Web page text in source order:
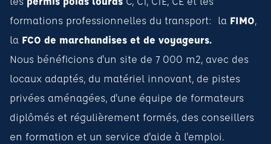
formations professionnelles du transport: la FIMO,
la FCO de marchandises et de voyageurs.
Nous bénéficions d'un site de 7 000 m2, avec des
locaux adaptés, du matériel innovant, de pistes
privées aménagées, d'une équipe de formateurs
diplômés et régulièrement formés, des conseillers
en formation et un service d'aide à l'emploi.